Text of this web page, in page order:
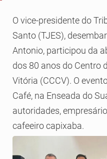
O vice-presidente do
Santo (TJES),
Antonio, participou da
dos 80 anos do Centro
Vitória (CCCV). O
Café, na Enseada do
autoridades,
cafeeiro capixaba.